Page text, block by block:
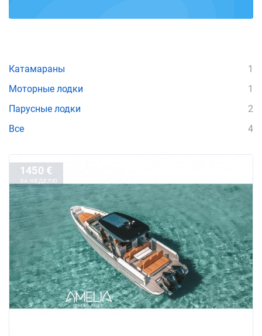
Катамараны
1
Моторные лодки
1
Парусные лодки
2
Все
4
1450 €
ЗА НЕДЕЛЮ